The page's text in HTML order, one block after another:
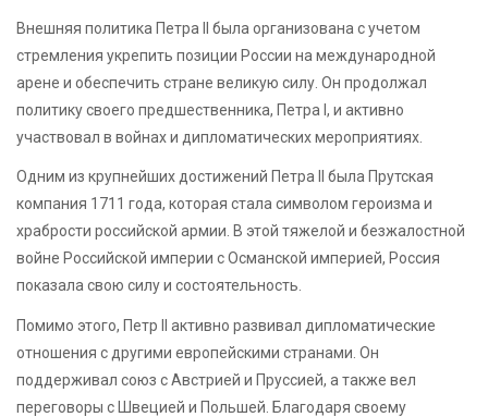
Внешняя политика Петра II была организована с учетом
стремления укрепить позиции России на международной
арене и обеспечить стране великую силу. Он продолжал
политику своего предшественника, Петра I, и активно
участвовал в войнах и дипломатических мероприятиях.
Одним из крупнейших достижений Петра II была Прутская
компания 1711 года, которая стала символом героизма и
храбрости российской армии. В этой тяжелой и безжалостной
войне Российской империи с Османской империей, Россия
показала свою силу и состоятельность.
Помимо этого, Петр II активно развивал дипломатические
отношения с другими европейскими странами. Он
поддерживал союз с Австрией и Пруссией, а также вел
переговоры с Швецией и Польшей. Благодаря своему